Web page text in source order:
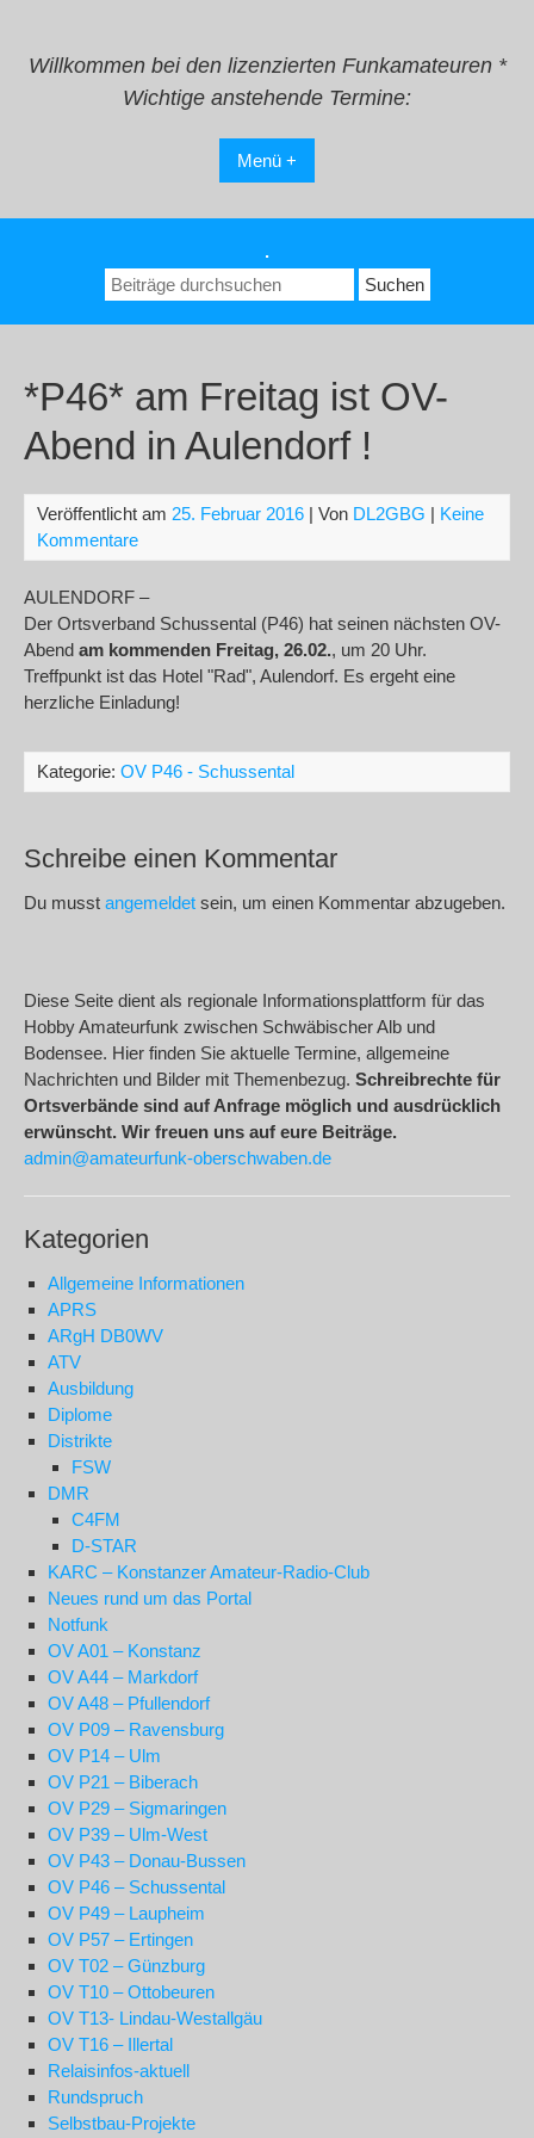
springenWillkommen bei den lizenzierten Funkamateuren *
Wichtige anstehende Termine:
Menü +
.
Suchen
nach:
*P46* am Freitag ist OV-
Abend in Aulendorf !
Veröffentlicht am 25. Februar 2016 | Von DL2GBG | Keine
Kommentare
AULENDORF –
Der Ortsverband Schussental (P46) hat seinen nächsten OV-
Abend am kommenden Freitag, 26.02., um 20 Uhr.
Treffpunkt ist das Hotel "Rad", Aulendorf. Es ergeht eine
herzliche Einladung!
Kategorie: OV P46 - Schussental
Schreibe einen Kommentar
Du musst angemeldet sein, um einen Kommentar abzugeben.
Diese Seite dient als regionale Informationsplattform für das
Hobby Amateurfunk zwischen Schwäbischer Alb und
Bodensee. Hier finden Sie aktuelle Termine, allgemeine
Nachrichten und Bilder mit Themenbezug. Schreibrechte für
Ortsverbände sind auf Anfrage möglich und ausdrücklich
erwünscht. Wir freuen uns auf eure Beiträge.
admin@amateurfunk-oberschwaben.de
Kategorien
Allgemeine Informationen
APRS
ARgH DB0WV
ATV
Ausbildung
Diplome
Distrikte
FSW
DMR
C4FM
D-STAR
KARC – Konstanzer Amateur-Radio-Club
Neues rund um das Portal
Notfunk
OV A01 – Konstanz
OV A44 – Markdorf
OV A48 – Pfullendorf
OV P09 – Ravensburg
OV P14 – Ulm
OV P21 – Biberach
OV P29 – Sigmaringen
OV P39 – Ulm-West
OV P43 – Donau-Bussen
OV P46 – Schussental
OV P49 – Laupheim
OV P57 – Ertingen
OV T02 – Günzburg
OV T10 – Ottobeuren
OV T13- Lindau-Westallgäu
OV T16 – Illertal
Relaisinfos-aktuell
Rundspruch
Selbstbau-Projekte